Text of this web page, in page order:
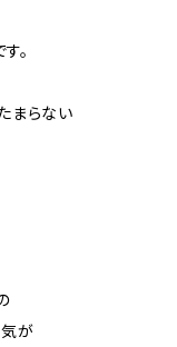
。
まらない
が